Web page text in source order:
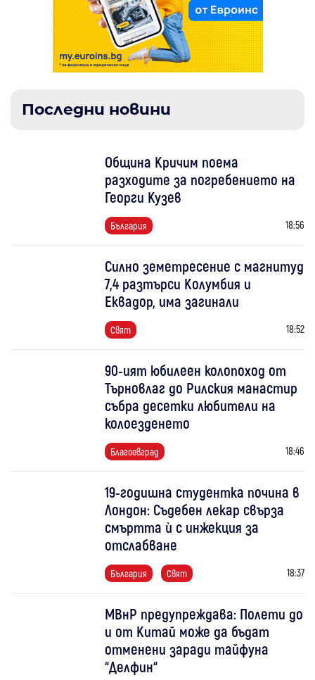
Последни новини
Община Кричим поема
разходите за погребението на
Георги Кузев
България 18:56
Силно земетресение с магнитуд
7,4 разтърси Колумбия и
Еквадор, има загинали
Свят 18:52
90-ият юбилеен колопоход от
Търновлаг до Рилския манастир
събра десетки любители на
колоезденето
Благоевград 18:46
19-годишна студентка почина в
Лондон: Съдебен лекар свърза
смъртта ѝ с инжекция за
отслабване
България Свят 18:37
МВнР предупреждава: Полети до
и от Китай може да бъдат
отменени заради тайфуна
“Делфин“